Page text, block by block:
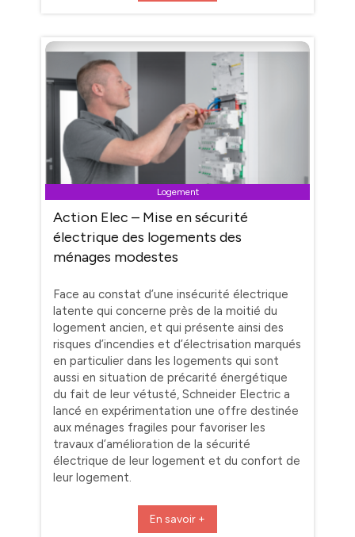
Logement
Action Elec – Mise en sécurité
électrique des logements des
ménages modestes
Face au constat d’une insécurité électrique
latente qui concerne près de la moitié du
logement ancien, et qui présente ainsi des
risques d’incendies et d’électrisation marqués
en particulier dans les logements qui sont
aussi en situation de précarité énergétique
du fait de leur vétusté, Schneider Electric a
lancé en expérimentation une offre destinée
aux ménages fragiles pour favoriser les
travaux d’amélioration de la sécurité
électrique de leur logement et du confort de
leur logement.
En savoir +